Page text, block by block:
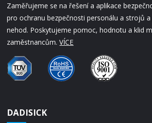
Zaměřujeme se na řešení a aplikace
pro ochranu bezpečnosti personálu a strojů
nehod. Poskytujeme pomoc, hodnotu a klid
zaměstnancům.VÍCE
DADISICK